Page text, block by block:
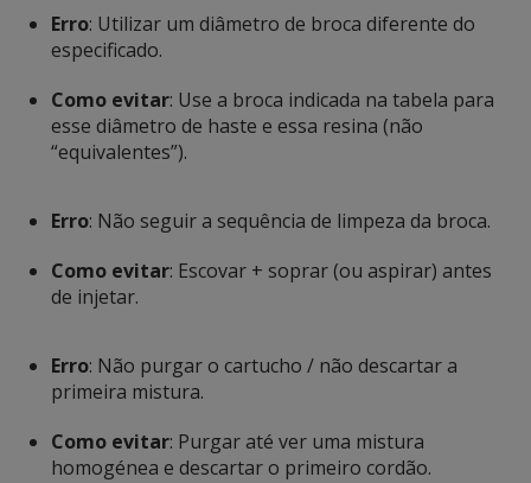
Erro: Utilizar um diâmetro de broca diferente do
especificado.
Como evitar: Use a broca indicada na tabela para
esse diâmetro de haste e essa resina (não
“equivalentes”).
Erro: Não seguir a sequência de limpeza da broca.
Como evitar: Escovar + soprar (ou aspirar) antes
de injetar.
Erro: Não purgar o cartucho / não descartar a
primeira mistura.
Como evitar: Purgar até ver uma mistura
homogénea e descartar o primeiro cordão.